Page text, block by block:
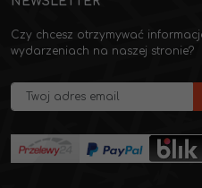
Czy chcesz otrzymywać
wydarzeniach na naszej stronie?